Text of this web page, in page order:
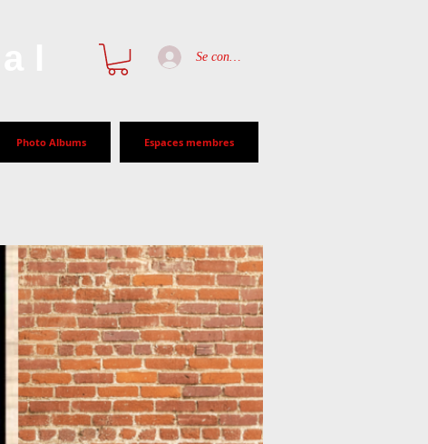
Se connecter
Photo Albums Espaces membres